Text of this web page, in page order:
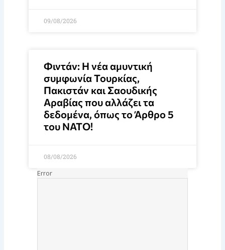
09/08/2026
Φιντάν: Η νέα αμυντική
συμφωνία Τουρκίας,
Πακιστάν και Σαουδικής
Αραβίας που αλλάζει τα
δεδομένα, όπως το Άρθρο 5
του ΝΑΤΟ!
08/08/2026